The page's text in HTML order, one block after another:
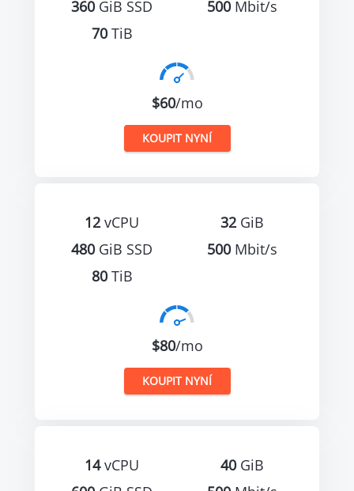
360 GiB SSD 500 Mbit/s
70TiB
$60/mo
KOUPIT NYNÍ
12 vCPU 32 GiB
480 GiB SSD 500 Mbit/s
80TiB
$80/mo
KOUPIT NYNÍ
14vCPU 40 GiB